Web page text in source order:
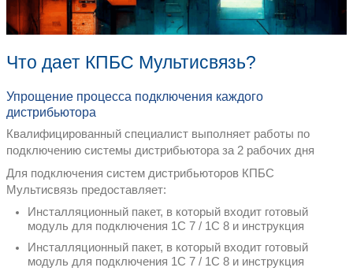
Искусственный интеллект для
кода товарной позиции (SKU)
Облачный сервис 24/7
Быстрое внедрение